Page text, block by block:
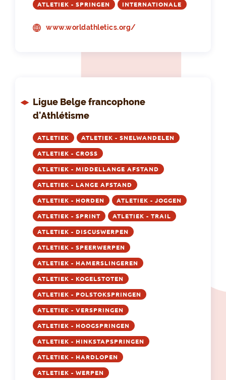
ATLETIEK - SPRINGEN INTERNATIONALE
www.worldathletics.org/
Ligue Belge francophone
d'Athlétisme
ATLETIEK ATLETIEK - SNELWANDELEN
ATLETIEK - CROSS
ATLETIEK - MIDDELLANGE AFSTAND
ATLETIEK - LANGE AFSTAND
ATLETIEK - HORDEN ATLETIEK - JOGGEN
ATLETIEK - SPRINT ATLETIEK - TRAIL
ATLETIEK - DISCUSWERPEN
ATLETIEK - SPEERWERPEN
ATLETIEK - HAMERSLINGEREN
ATLETIEK - KOGELSTOTEN
ATLETIEK - POLSTOKSPRINGEN
ATLETIEK - VERSPRINGEN
ATLETIEK - HOOGSPRINGEN
ATLETIEK - HINKSTAPSPRINGEN
ATLETIEK - HARDLOPEN
ATLETIEK - WERPEN